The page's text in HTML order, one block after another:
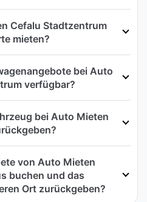
Cefalu Stadtzentrum
mieten?
bei Auto
verfügbar?
bei Auto Mieten
von Auto Mieten
buchen und das
Ort zurückgeben?